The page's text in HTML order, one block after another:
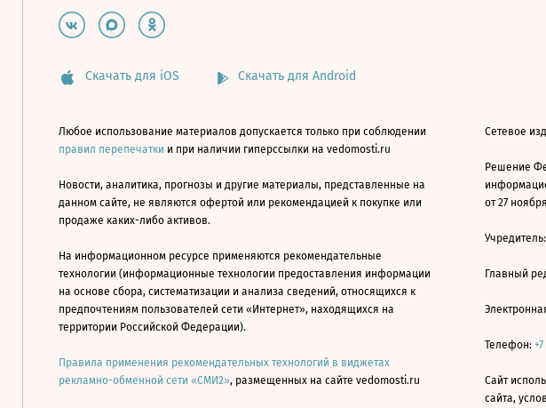
Скачать для iOS Скачать для Android
Любое использование материалов допускается только при соблюдении
правил перепечатки и при наличии гиперссылки на vedomosti.ru
Новости, аналитика, прогнозы и другие материалы, представленные на
данном сайте, не являются офертой или рекомендацией к покупке или
продаже каких-либо активов.
На информационном ресурсе применяются рекомендательные
технологии (информационные технологии предоставления информации
на основе сбора, систематизации и анализа сведений, относящихся к
предпочтениям пользователей сети «Интернет», находящихся на
территории Российской Федерации).
Правила применения рекомендательных технологий в виджетах
рекламно-обменной сети «СМИ2», размещенных на сайте vedomosti.ru
Сетевое
Решение
от 27
Главный
Телефон:
Сайт
сайта,